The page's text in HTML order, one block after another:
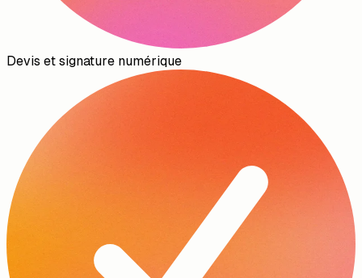
Devis et signature numérique